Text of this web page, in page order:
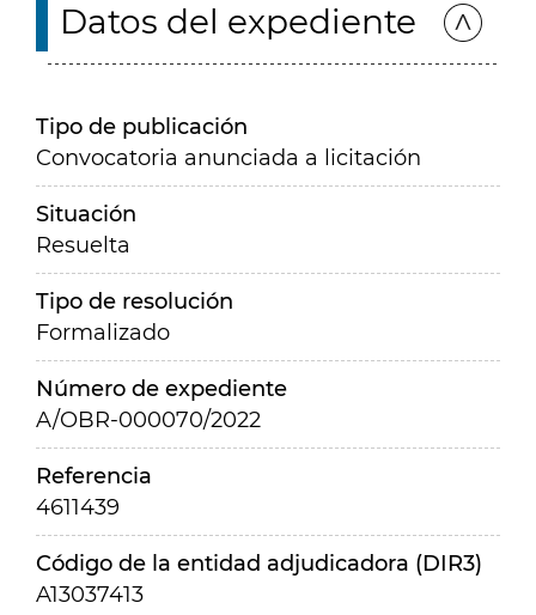
Datos del expediente
Tipo de publicación
Convocatoria anunciada a licitación
Situación
Resuelta
Tipo de resolución
Formalizado
Número de expediente
A/OBR-000070/2022
Referencia
4611439
Código de la entidad adjudicadora (DIR3)
A13037413